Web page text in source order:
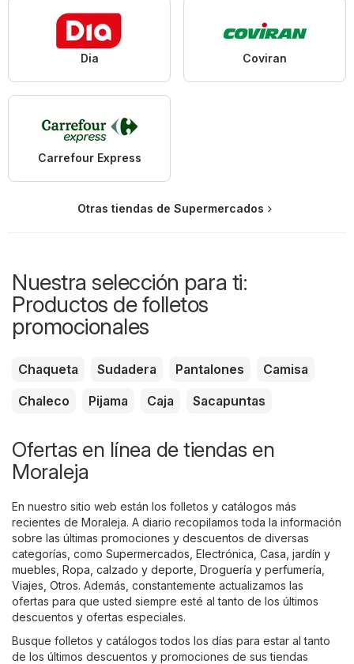
Dia Coviran
Carrefour Express
Otras tiendas de Supermercados
Nuestra selección para ti:
Productos de folletos
promocionales
Chaqueta Sudadera Pantalones
Camisa
Chaleco
Pijama Caja Sacapuntas
Ofertas en línea de tiendas en
Moraleja
En nuestro sitio web están los folletos y catálogos más
recientes de Moraleja. A diario recopilamos toda la información
sobre las últimas promociones y descuentos de diversas
categorías, como Supermercados Electrónica Casa, jardín y
muebles Ropa, calzado y deporte Droguería y perfumería
Viajes Otros. Además, constantemente actualizamos las
ofertas para que usted siempre esté al tanto de los últimos
descuentos y ofertas especiales.
Busque folletos y catálogos todos los días para estar al tanto
de los últimos descuentos y promociones de sus tiendas